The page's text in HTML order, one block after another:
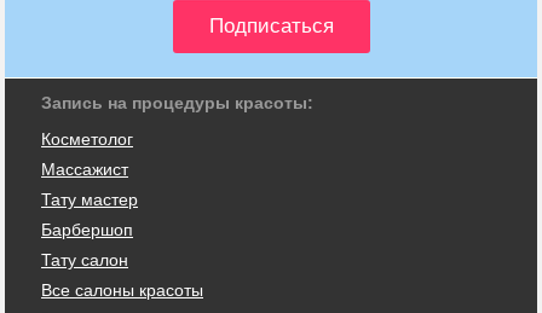
Запись на процедуры красоты:
Косметолог
Массажист
Тату мастер
Барбершоп
Тату салон
Все салоны красоты